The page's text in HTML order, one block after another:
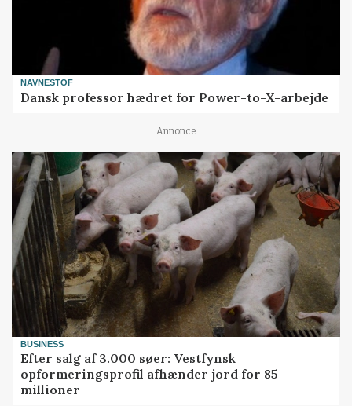
NAVNESTOF
Dansk professor hædret for Power-to-X-arbejde
Annonce
BUSINESS
Efter salg af 3.000 søer: Vestfynsk
opformeringsprofil afhænder jord for 85
millioner